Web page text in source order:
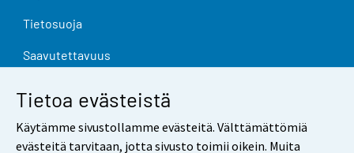
Tietoa evästeistä
Käytämme sivustollamme evästeitä. Välttämättömiä
evästeitä tarvitaan, jotta sivusto toimii oikein. Muita
Tietosuoja
Saavutettavuus